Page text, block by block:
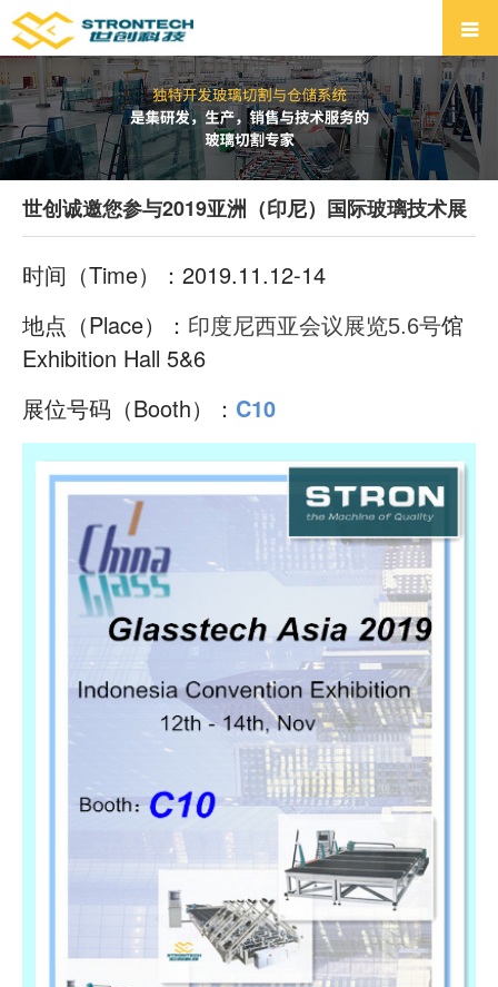
世创诚邀您参与2019亚洲（印尼）国际玻璃技术展
时间（Time）：2019.11.12-14
地点（Place）： 印度尼西亚会议展览5.6号馆
Exhibition Hall 5&6
展位号码（Booth）： C10